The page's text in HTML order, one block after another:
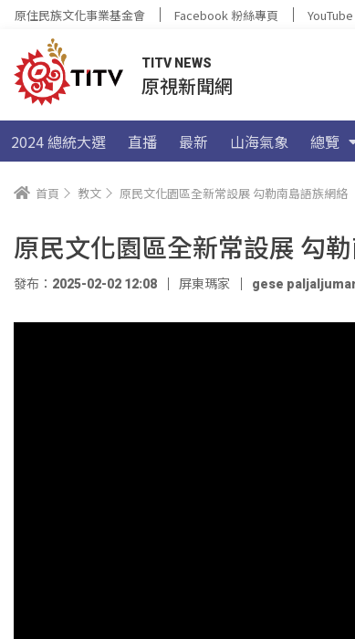
原住民族文化事業基金會 Facebook 粉絲專頁
TITV NEWS
原視新聞網
2024 總統大選 直播 最新 山海氣象 總覽
首頁 教文 原民文化園區全新常設展 勾勒南島語族網絡
原民文化園區全新常設展 勾
發布：2025-02-02 12:08 屏東瑪家 gese